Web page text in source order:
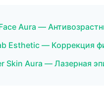
Aura —
Esthetic — Коррекция
Skin Aura — Лазерная